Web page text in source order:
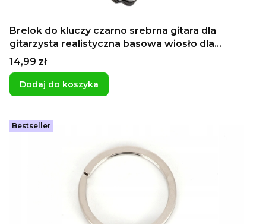
Brelok do kluczy czarno srebrna gitara dla
gitarzysta realistyczna basowa wiosło dla
metalowca
Cena
14,99 zł
Dodaj do koszyka
Bestseller